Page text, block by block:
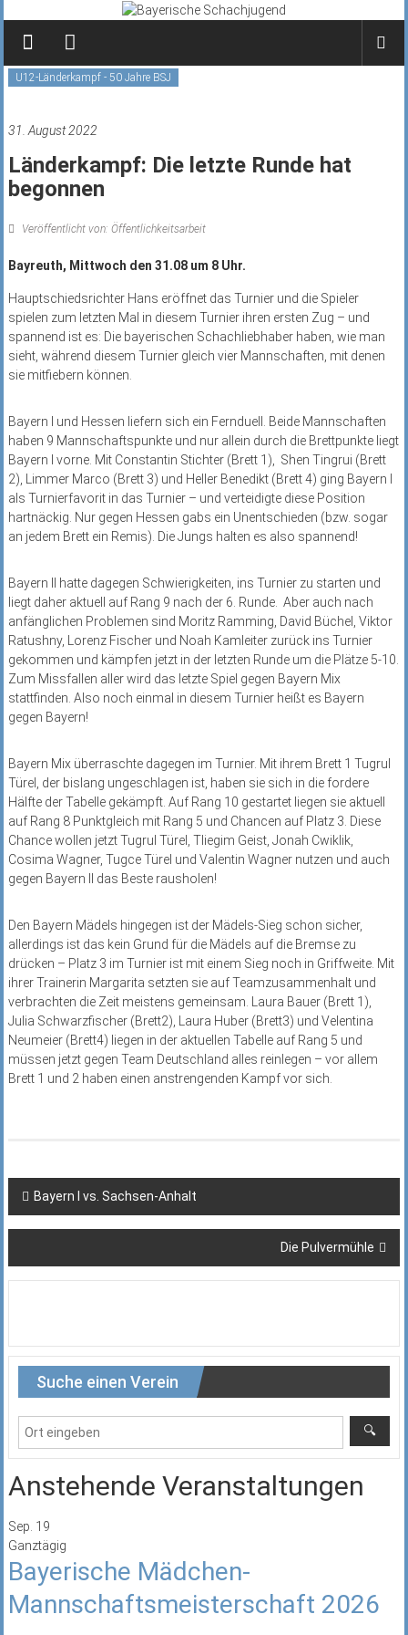
springen
U12-Länderkampf - 50 Jahre BSJ
31. August 2022
Länderkampf: Die letzte Runde hat
begonnen
Veröffentlicht von: Öffentlichkeitsarbeit
Bayreuth, Mittwoch den 31.08 um 8 Uhr.
Hauptschiedsrichter Hans eröffnet das Turnier und die Spieler
spielen zum letzten Mal in diesem Turnier ihren ersten Zug – und
spannend ist es: Die bayerischen Schachliebhaber haben, wie man
sieht, während diesem Turnier gleich vier Mannschaften, mit denen
sie mitfiebern können.
Bayern I und Hessen liefern sich ein Fernduell. Beide Mannschaften
haben 9 Mannschaftspunkte und nur allein durch die Brettpunkte liegt
Bayern I vorne. Mit Constantin Stichter (Brett 1), Shen Tingrui (Brett
2), Limmer Marco (Brett 3) und Heller Benedikt (Brett 4) ging Bayern I
als Turnierfavorit in das Turnier – und verteidigte diese Position
hartnäckig. Nur gegen Hessen gabs ein Unentschieden (bzw. sogar
an jedem Brett ein Remis). Die Jungs halten es also spannend!
Bayern II hatte dagegen Schwierigkeiten, ins Turnier zu starten und
liegt daher aktuell auf Rang 9 nach der 6. Runde. Aber auch nach
anfänglichen Problemen sind Moritz Ramming, David Büchel, Viktor
Ratushny, Lorenz Fischer und Noah Kamleiter zurück ins Turnier
gekommen und kämpfen jetzt in der letzten Runde um die Plätze 5-10.
Zum Missfallen aller wird das letzte Spiel gegen Bayern Mix
stattfinden. Also noch einmal in diesem Turnier heißt es Bayern
gegen Bayern!
Bayern Mix überraschte dagegen im Turnier. Mit ihrem Brett 1 Tugrul
Türel, der bislang ungeschlagen ist, haben sie sich in die fordere
Hälfte der Tabelle gekämpft. Auf Rang 10 gestartet liegen sie aktuell
auf Rang 8 Punktgleich mit Rang 5 und Chancen auf Platz 3. Diese
Chance wollen jetzt Tugrul Türel, Tliegim Geist, Jonah Cwiklik,
Cosima Wagner, Tugce Türel und Valentin Wagner nutzen und auch
gegen Bayern II das Beste rausholen!
Den Bayern Mädels hingegen ist der Mädels-Sieg schon sicher,
allerdings ist das kein Grund für die Mädels auf die Bremse zu
drücken – Platz 3 im Turnier ist mit einem Sieg noch in Griffweite. Mit
ihrer Trainerin Margarita setzten sie auf Teamzusammenhalt und
verbrachten die Zeit meistens gemeinsam. Laura Bauer (Brett 1),
Julia Schwarzfischer (Brett2), Laura Huber (Brett3) und Velentina
Neumeier (Brett4) liegen in der aktuellen Tabelle auf Rang 5 und
müssen jetzt gegen Team Deutschland alles reinlegen – vor allem
Brett 1 und 2 haben einen anstrengenden Kampf vor sich.
Beitragsnavigation
Bayern I vs. Sachsen-Anhalt
Die Pulvermühle
Suche einen Verein
Anstehende Veranstaltungen
Sep. 19
Ganztägig
Bayerische Mädchen-
Mannschaftsmeisterschaft 2026